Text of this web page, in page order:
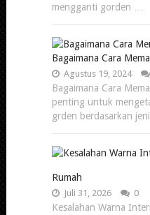
mengganti gorden …
Bagaimana Cara
Agustus 19, 2024
Bagaimana Cara
penting untuk
grden berdasarkan
Rumah
Juli 31, 2026 0
Kesalahan Warna